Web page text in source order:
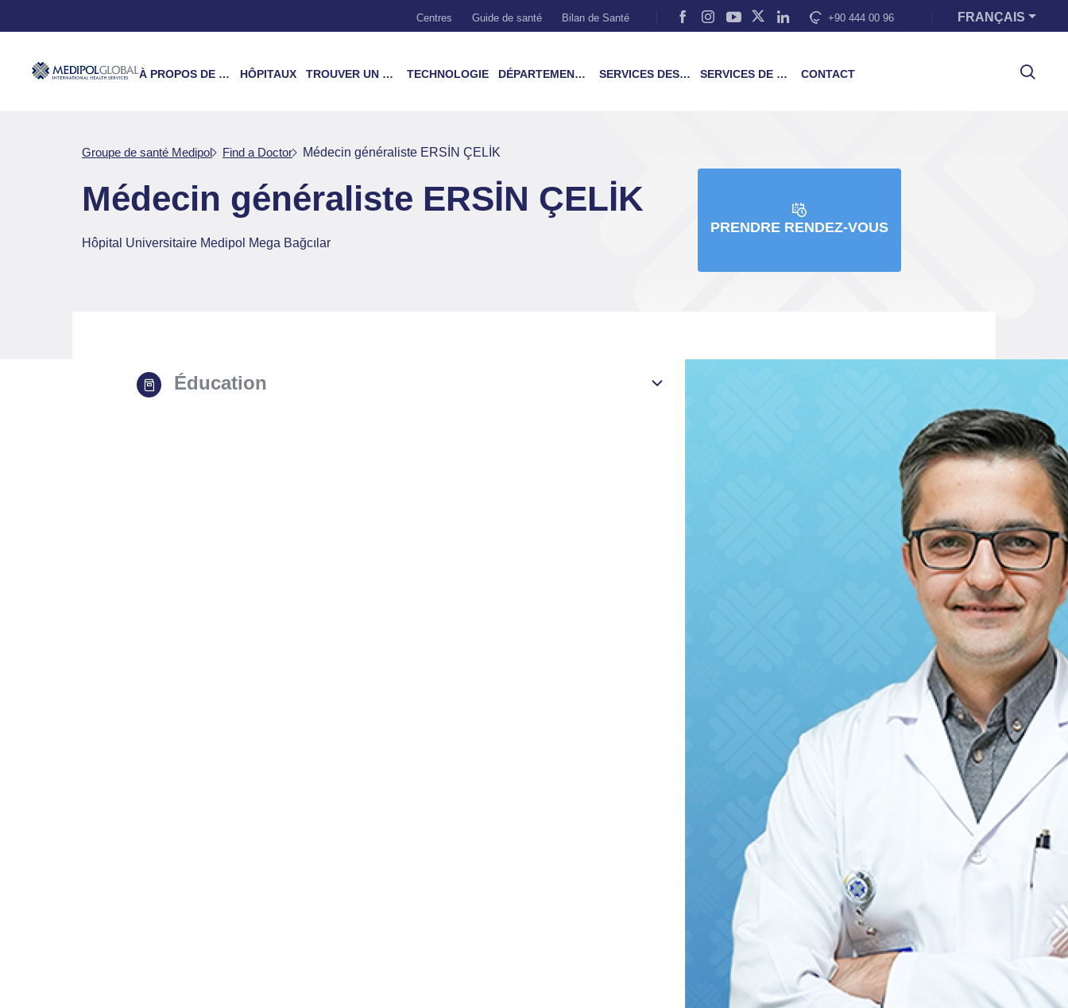
Centres Guide de santé Bilan de Santé +90 444 00 96 FRANÇAIS
À PROPOS DE NOUS HÔPITAUX TROUVER UN MÉDECIN TECHNOLOGIE DÉPARTEMENTS & TRAITEMENTS SERVICES DES PATIENTS SERVICES DE FORMATION CONTACT
Groupe de santé Medipol Find a Doctor Médecin généraliste ERSİN ÇELİK
Médecin généraliste ERSİN ÇELİK
Hôpital Universitaire Medipol Mega Bağcılar
PRENDRE RENDEZ-VOUS
Éducation